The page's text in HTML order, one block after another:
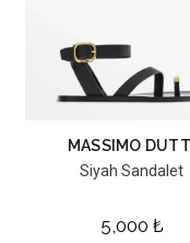
MASSIMO DUTTI
Siyah Sandalet
5,000 ₺